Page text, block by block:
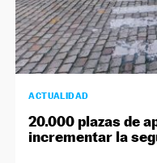
ACTUALIDAD
20.000 plazas de
incrementar la